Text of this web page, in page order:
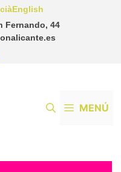
Fernando, 44
English
MENÚ